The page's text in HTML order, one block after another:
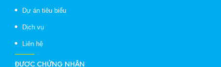
Dự án tiêu biểu
Dịch vụ
Liên hệ
ĐƯỢC CHỨNG NHẬN